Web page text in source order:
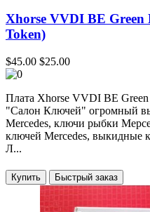
Xhorse VVDI BE Green
Token)
$45.00 $25.00
Плата Xhorse VVDI BE
"Салон Ключей" огромный
Mercedes, ключи рыбки
ключей Mercedes, выкидные
Л...
Купить